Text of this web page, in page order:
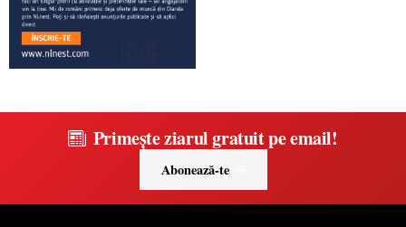
Primește ziarul gratuit pe email!
Abonează-te